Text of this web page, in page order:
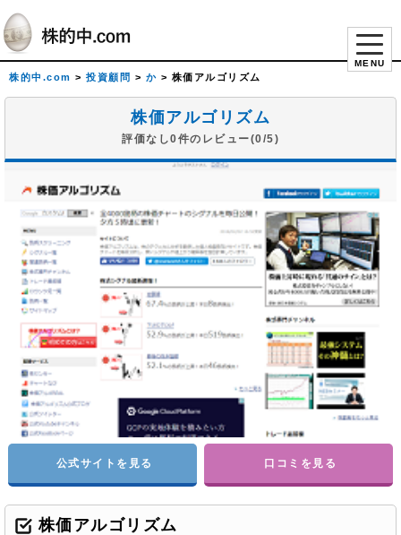
MENU
株的中.com > 投資顧問 > か > 株価アルゴリズム
株価アルゴリズム
評価なし0件のレビュー(0/5)
公式サイトを見る 口コミを見る
株価アルゴリズム